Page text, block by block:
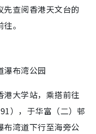
先查阅香港天文台的
。
瀑布湾公园
港大学站，乘搭前往
），于华富（二）邨
布湾道下行至海旁公